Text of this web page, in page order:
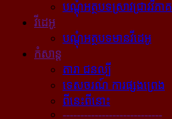
បណ្ដុំអត្ថបទស្រាវជ្រាវវិភាគ
វីដេអូ
បណ្ដុំអត្ថបទមានវីដេអូ
កំសាន្ដ
តារា ជនល្បី
ទេសចរណ៍ ការផ្សងព្រេង
ពីនេះពីនោះ
----------------------------